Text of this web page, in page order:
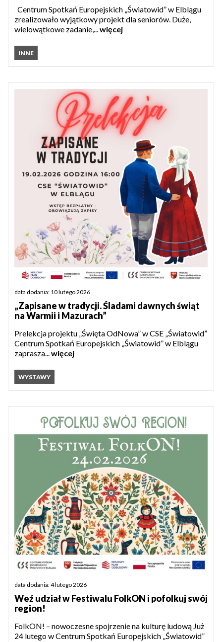
Centrum Spotkań Europejskich „Światowid” w Elblągu
zrealizowało wyjątkowy projekt dla seniorów. Duże,
wielowątkowe zadanie,...więcej
INNE
data dodania: 10 lutego 2026
„Zapisane w tradycji. Śladami dawnych świąt
na Warmii i Mazurach”
Prelekcja projektu „Święta OdNowa” w CSE „Światowid”
Centrum Spotkań Europejskich „Światowid” w Elblągu
zaprasza...więcej
WYSTAWY
data dodania: 4 lutego 2026
Weź udział w Festiwalu FolkON i pofolkuj swój
region!
FolkON! – nowoczesne spojrzenie na kulturę ludową Już
24 lutego w Centrum Spotkań Europejskich „Światowid”